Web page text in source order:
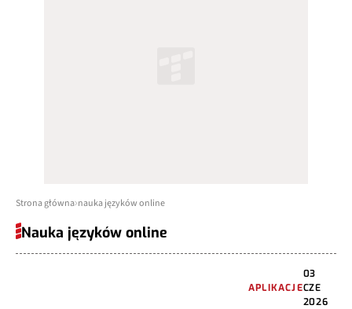
Strona główna nauka języków online
Nauka języków online
APLIKACJE
03
CZE
2026